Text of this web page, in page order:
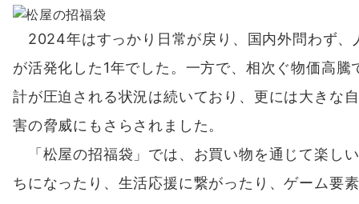
2024年はすっかり日常が戻り、国内外問わず、
が活発化した1年でした。一方で、相次ぐ物価高騰
計が圧迫される状況は続いており、更には大きな
害の脅威にもさらされました。
「松屋の招福袋」では、お買い物を通じて楽し
ちになったり、生活応援に繋がったり、ゲーム要